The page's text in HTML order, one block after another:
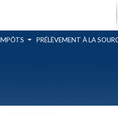
PRÉLÈVEMENT À LA